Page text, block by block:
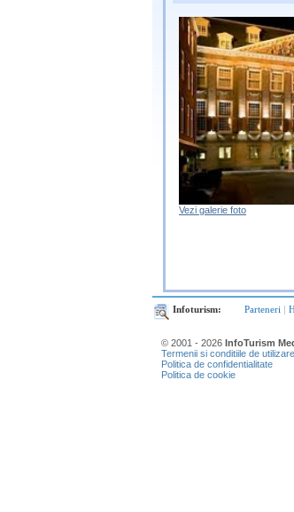
Vezi galerie foto
Infoturism: Parteneri |
© 2001 - 2026 InfoTurism
Termenii si conditiile de utilizare
Politica de confidentialitate
Politica de cookie